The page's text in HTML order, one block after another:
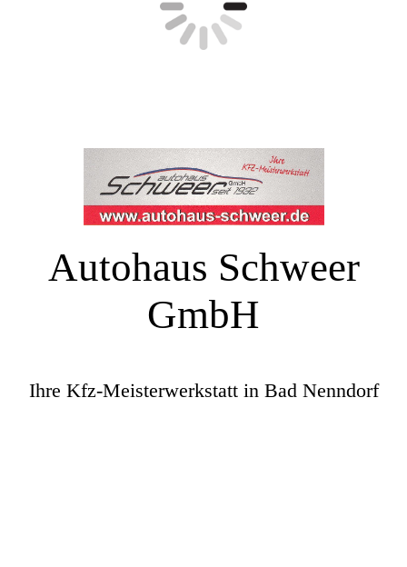
Autohaus Schweer
GmbH
Ihre Kfz-Meisterwerkstatt in Bad Nenndorf